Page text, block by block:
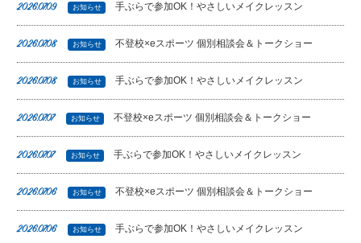
2026.07.09 お知らせ 手ぶらで参加OK！やさしいメイクレッスン
2026.07.08 お知らせ 不登校×eスポーツ 個別相談会＆トークショー
2026.07.08 お知らせ 手ぶらで参加OK！やさしいメイクレッスン
2026.07.07 お知らせ 不登校×eスポーツ 個別相談会＆トークショー
2026.07.07 お知らせ 手ぶらで参加OK！やさしいメイクレッスン
2026.07.06 お知らせ 不登校×eスポーツ 個別相談会＆トークショー
2026.07.06 お知らせ 手ぶらで参加OK！やさしいメイクレッスン